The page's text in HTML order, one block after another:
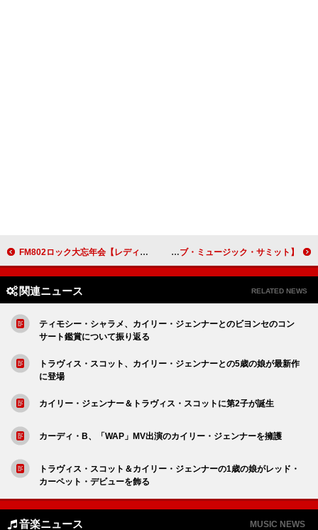
FM802ロック大忘年会【レディクレ】第2弾アーティストにサカナクション／マンウィズ／ブルエンら出演決定 【2025ビルボード・ライブ・ミュージック・サミット】アッシャーに＜レジェンド・オブ・ライブ＞授与へ
関連ニュース RELATED NEWS
ティモシー・シャラメ、カイリー・ジェンナーとのビヨンセのコン
サート鑑賞について振り返る
トラヴィス・スコット、カイリー・ジェンナーとの5歳の娘が最新作
に登場
カイリー・ジェンナー＆トラヴィス・スコットに第2子が誕生
カーディ・B、「WAP」MV出演のカイリー・ジェンナーを擁護
トラヴィス・スコット＆カイリー・ジェンナーの1歳の娘がレッド・
カーペット・デビューを飾る
音楽ニュース MUSIC NEWS